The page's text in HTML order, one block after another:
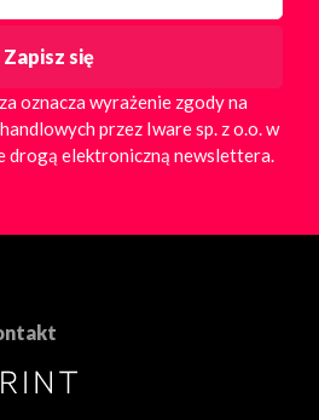
oznacza wyrażenie zgody na
przez Iware sp. z o.o. w
drogą elektroniczną newslettera.